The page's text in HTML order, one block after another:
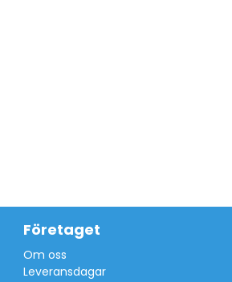
Företaget
Om oss
Leveransdagar